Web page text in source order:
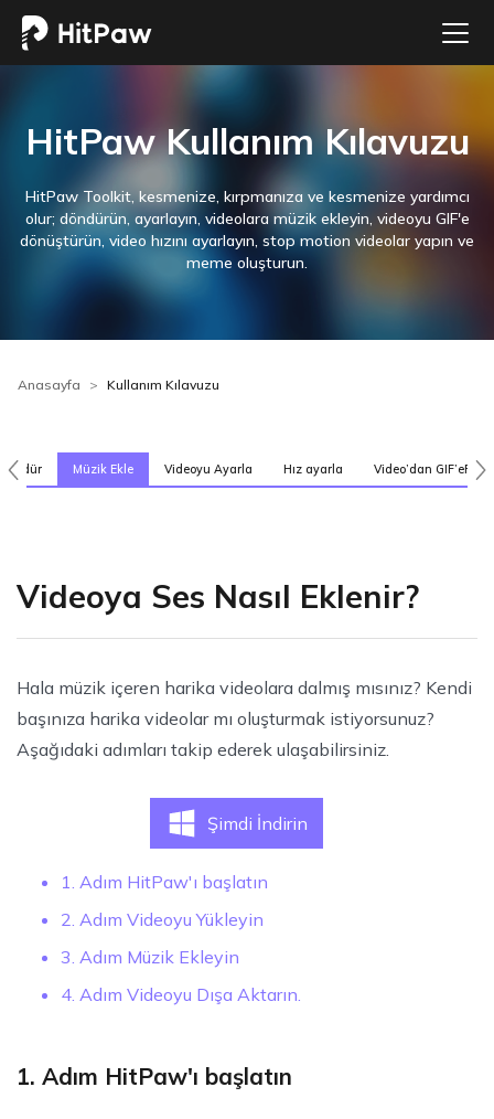
HitPaw Kullanım Kılavuzu
HitPaw Toolkit, kesmenize, kırpmanıza ve kesmenize yardımcı
olur; döndürün, ayarlayın, videolara müzik ekleyin, videoyu GIF'e
dönüştürün, video hızını ayarlayın, stop motion videolar yapın ve
meme oluşturun.
Anasayfa Kullanım Kılavuzu
Döndür Müzik Ekle Videoyu Ayarla Hız ayarla Video’dan GIF’eF
Videoya Ses Nasıl Eklenir?
Hala müzik içeren harika videolara dalmış mısınız? Kendi
başınıza harika videolar mı oluşturmak istiyorsunuz?
Aşağıdaki adımları takip ederek ulaşabilirsiniz.
Şimdi İndirin
1. Adım HitPaw'ı başlatın
2. Adım Videoyu Yükleyin
3. Adım Müzik Ekleyin
4. Adım Videoyu Dışa Aktarın.
1. Adım HitPaw'ı başlatın